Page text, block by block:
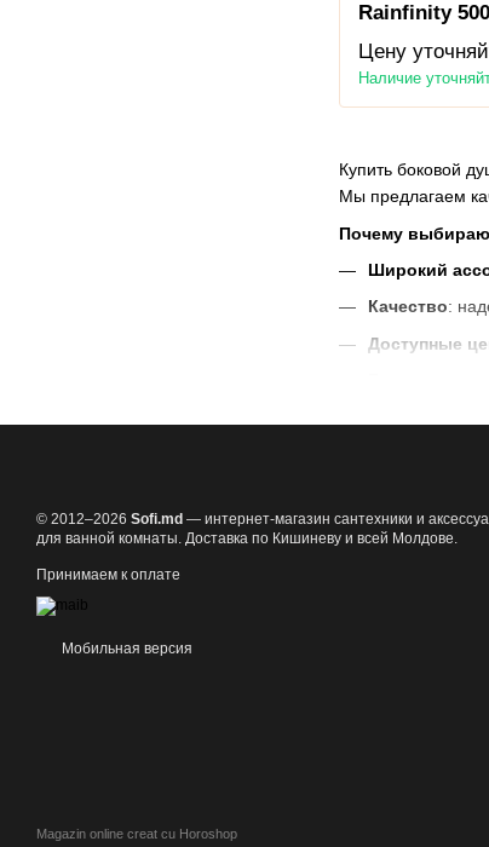
Купить боковой
Мы предлагаем
Почему
Широкий
Качество:
Доступные
Закажите
Rainfinity
Цену
Наличие
© 2012–2026 Sofi.md — интернет-магазин сантехники и
для ванной комнаты. Доставка по Кишиневу и всей Молдове.
Принимаем к оплате
Мобильная версия
Magazin online creat cu Horoshop